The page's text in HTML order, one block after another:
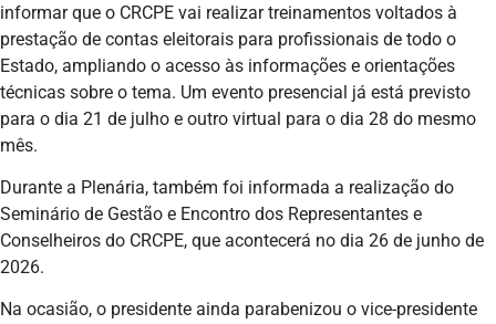
informar que o CRCPE vai realizar treinamentos voltados à
prestação de contas eleitorais para profissionais de todo o
Estado, ampliando o acesso às informações e orientações
técnicas sobre o tema. Um evento presencial já está previsto
para o dia 21 de julho e outro virtual para o dia 28 do mesmo
mês.
Durante a Plenária, também foi informada a realização do
Seminário de Gestão e Encontro dos Representantes e
Conselheiros do CRCPE, que acontecerá no dia 26 de junho de
2026.
Na ocasião, o presidente ainda parabenizou o vice-presidente